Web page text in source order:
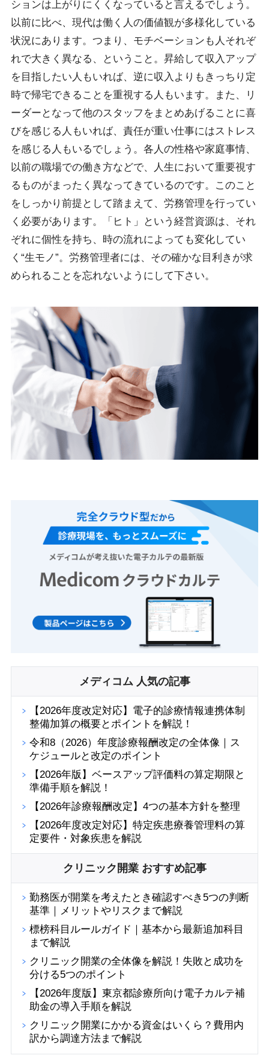
ションは上がりにくくなっていると言えるでしょう。
以前に比べ、現代は働く人の価値観が多様化している
状況にあります。つまり、モチベーションも人それぞ
れで大きく異なる、ということ。昇給して収入アップ
を目指したい人もいれば、逆に収入よりもきっちり定
時で帰宅できることを重視する人もいます。また、リ
ーダーとなって他のスタッフをまとめあげることに喜
びを感じる人もいれば、責任が重い仕事にはストレス
を感じる人もいるでしょう。各人の性格や家庭事情、
以前の職場での働き方などで、人生において重要視す
るものがまったく異なってきているのです。このこと
をしっかり前提として踏まえて、労務管理を行ってい
く必要があります。「ヒト」という経営資源は、それ
ぞれに個性を持ち、時の流れによっても変化してい
く“生モノ”。労務管理者には、その確かな目利きが求
められることを忘れないようにして下さい。
メディコム 人気の記事
【2026年度改定対応】電子的診療情報連携体制
整備加算の概要とポイントを解説！
令和8（2026）年度診療報酬改定の全体像｜ス
ケジュールと改定のポイント
【2026年版】ベースアップ評価料の算定期限と
準備手順を解説！
【2026年診療報酬改定】4つの基本方針を整理
【2026年度改定対応】特定疾患療養管理料の算
定要件・対象疾患を解説
クリニック開業 おすすめ記事
勤務医が開業を考えたとき確認すべき5つの判断
基準｜メリットやリスクまで解説
標榜科目ルールガイド｜基本から最新追加科目
まで解説
クリニック開業の全体像を解説！失敗と成功を
分ける5つのポイント
【2026年度版】東京都診療所向け電子カルテ補
助金の導入手順を解説
クリニック開業にかかる資金はいくら？費用内
訳から調達方法まで解説